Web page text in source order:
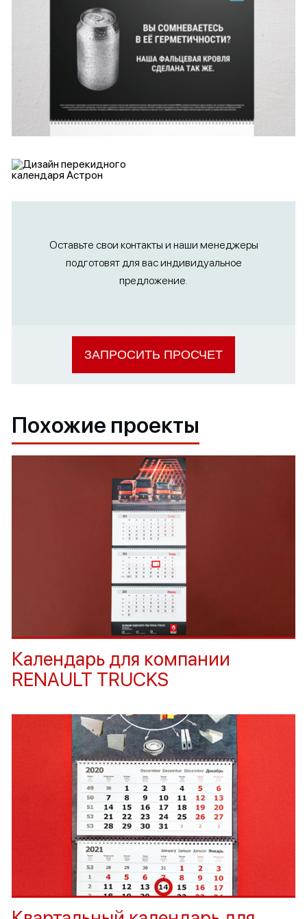
ЗАПРОСИТЬ ПРОСЧЕТ
Оставьте свои контакты и наши менеджеры
подготовят для вас индивидуальное
предложение.
Похожие проекты
Календарь для компании
RENAULT TRUCKS